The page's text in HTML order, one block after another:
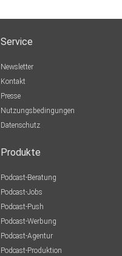
Service
Newsletter
Kontakt
Presse
Nutzungsbedingungen
Datenschutz
Produkte
Podcast-Beratung
Podcast-Jobs
Podcast-Push
Podcast-Werbung
Podcast-Agentur
Podcast-Produktion